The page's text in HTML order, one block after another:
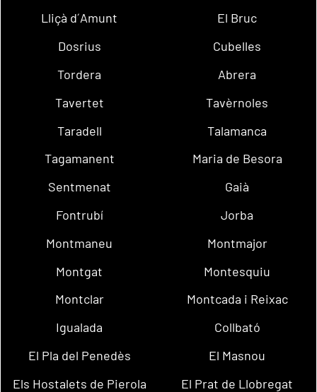
Lliçà d´Amunt
El Bruc
Dosrius
Cubelles
Tordera
Abrera
Tavertet
Tavèrnoles
Taradell
Talamanca
Tagamanent
Maria de Besora
Sentmenat
Gaià
Fontrubí
Jorba
Montmaneu
Montmajor
Montgat
Montesquiu
Montclar
Montcada i Reixac
Igualada
Collbató
El Pla del Penedès
El Masnou
Els Hostalets de Pierola
El Prat de Llobregat